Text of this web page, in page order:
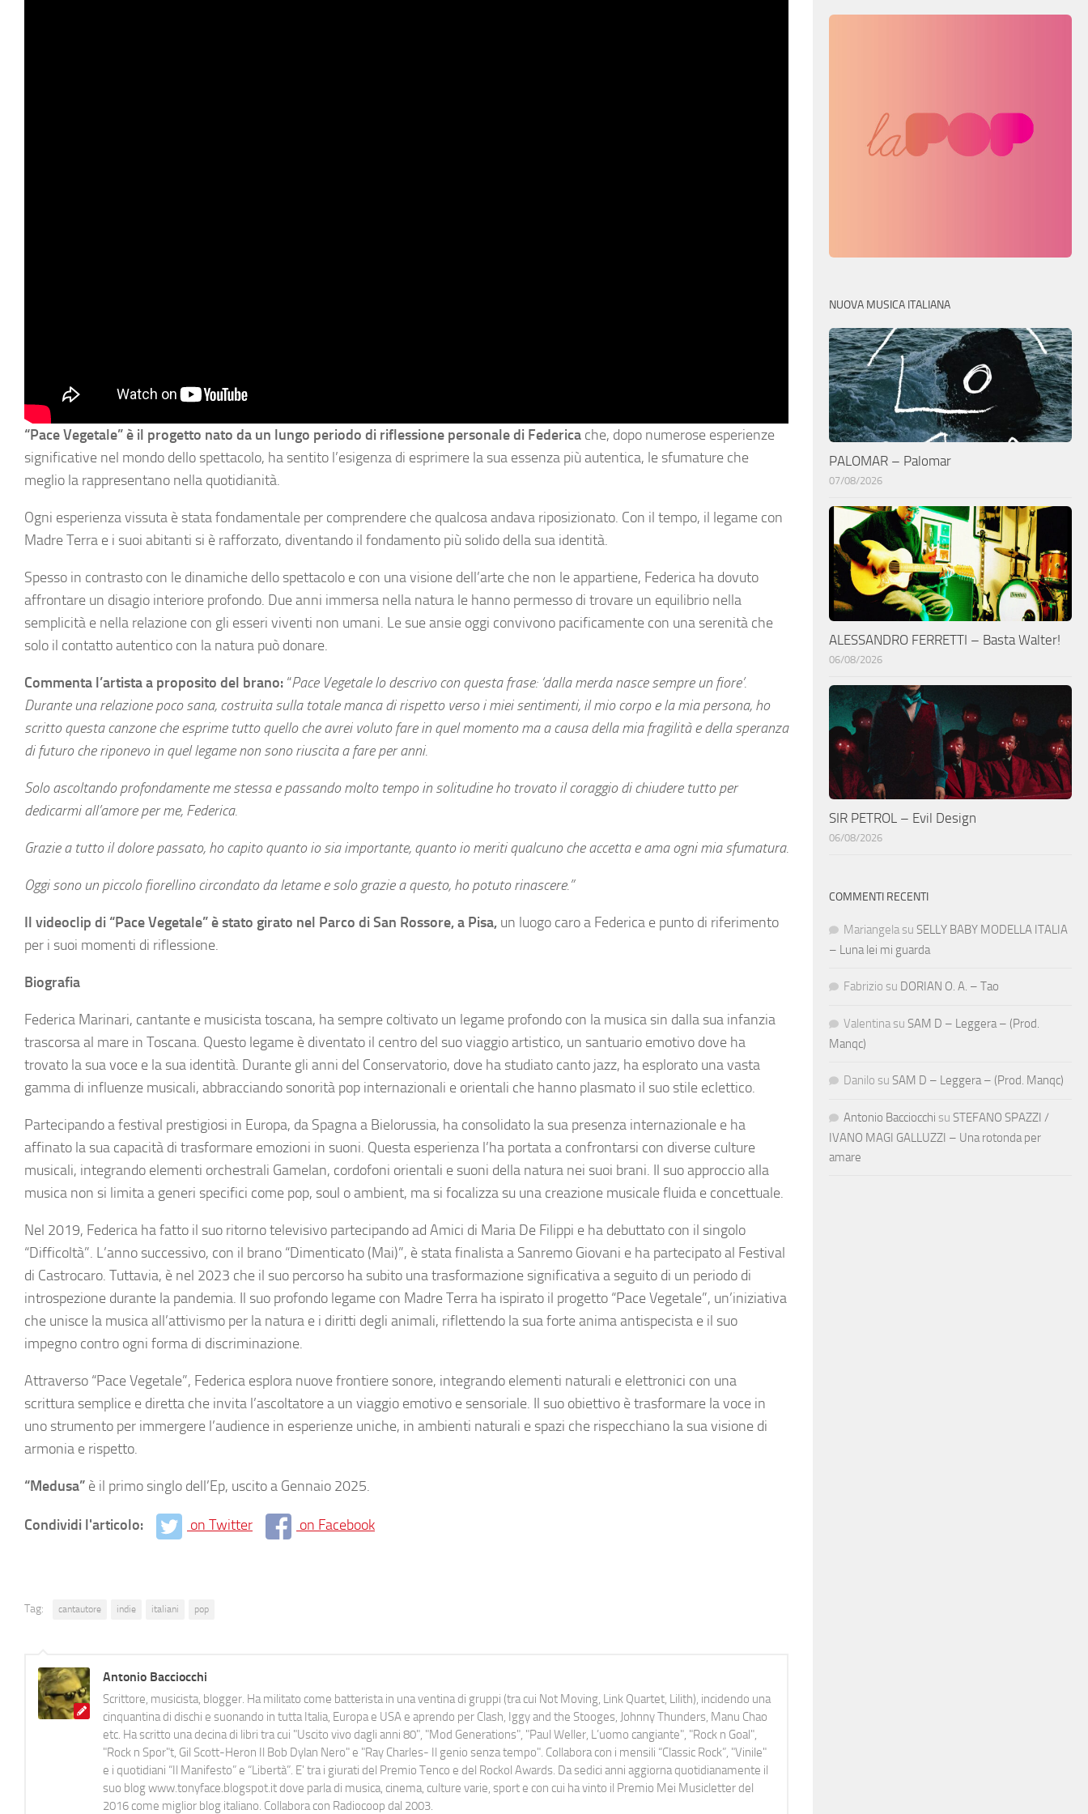
“Pace Vegetale” è il progetto nato da un lungo periodo di riflessione personale di Federica che, dopo numerose esperienze
significative nel mondo dello spettacolo, ha sentito l’esigenza di esprimere la sua essenza più autentica, le sfumature che
meglio la rappresentano nella quotidianità.
Ogni esperienza vissuta è stata fondamentale per comprendere che qualcosa andava riposizionato. Con il tempo, il legame con
Madre Terra e i suoi abitanti si è rafforzato, diventando il fondamento più solido della sua identità.
Spesso in contrasto con le dinamiche dello spettacolo e con una visione dell’arte che non le appartiene, Federica ha dovuto
affrontare un disagio interiore profondo. Due anni immersa nella natura le hanno permesso di trovare un equilibrio nella
semplicità e nella relazione con gli esseri viventi non umani. Le sue ansie oggi convivono pacificamente con una serenità che
solo il contatto autentico con la natura può donare.
Commenta l’artista a proposito del brano: “Pace Vegetale lo descrivo con questa frase: ‘dalla merda nasce sempre un fiore’.
Durante una relazione poco sana, costruita sulla totale manca di rispetto verso i miei sentimenti, il mio corpo e la mia persona, ho
scritto questa canzone che esprime tutto quello che avrei voluto fare in quel momento ma a causa della mia fragilità e della speranza
di futuro che riponevo in quel legame non sono riuscita a fare per anni.
Solo ascoltando profondamente me stessa e passando molto tempo in solitudine ho trovato il coraggio di chiudere tutto per
dedicarmi all’amore per me, Federica.
Grazie a tutto il dolore passato, ho capito quanto io sia importante, quanto io meriti qualcuno che accetta e ama ogni mia sfumatura.
Oggi sono un piccolo fiorellino circondato da letame e solo grazie a questo, ho potuto rinascere.”
Il videoclip di “Pace Vegetale” è stato girato nel Parco di San Rossore, a Pisa, un luogo caro a Federica e punto di riferimento
per i suoi momenti di riflessione.
Biografia
Federica Marinari, cantante e musicista toscana, ha sempre coltivato un legame profondo con la musica sin dalla sua infanzia
trascorsa al mare in Toscana. Questo legame è diventato il centro del suo viaggio artistico, un santuario emotivo dove ha
trovato la sua voce e la sua identità. Durante gli anni del Conservatorio, dove ha studiato canto jazz, ha esplorato una vasta
gamma di influenze musicali, abbracciando sonorità pop internazionali e orientali che hanno plasmato il suo stile eclettico.
Partecipando a festival prestigiosi in Europa, da Spagna a Bielorussia, ha consolidato la sua presenza internazionale e ha
affinato la sua capacità di trasformare emozioni in suoni. Questa esperienza l’ha portata a confrontarsi con diverse culture
musicali, integrando elementi orchestrali Gamelan, cordofoni orientali e suoni della natura nei suoi brani. Il suo approccio alla
musica non si limita a generi specifici come pop, soul o ambient, ma si focalizza su una creazione musicale fluida e concettuale.
Nel 2019, Federica ha fatto il suo ritorno televisivo partecipando ad Amici di Maria De Filippi e ha debuttato con il singolo
“Difficoltà”. L’anno successivo, con il brano “Dimenticato (Mai)”, è stata finalista a Sanremo Giovani e ha partecipato al Festival
di Castrocaro. Tuttavia, è nel 2023 che il suo percorso ha subito una trasformazione significativa a seguito di un periodo di
introspezione durante la pandemia. Il suo profondo legame con Madre Terra ha ispirato il progetto “Pace Vegetale”, un’iniziativa
che unisce la musica all’attivismo per la natura e i diritti degli animali, riflettendo la sua forte anima antispecista e il suo
impegno contro ogni forma di discriminazione.
Attraverso “Pace Vegetale”, Federica esplora nuove frontiere sonore, integrando elementi naturali e elettronici con una
scrittura semplice e diretta che invita l’ascoltatore a un viaggio emotivo e sensoriale. Il suo obiettivo è trasformare la voce in
uno strumento per immergere l’audience in esperienze uniche, in ambienti naturali e spazi che rispecchiano la sua visione di
armonia e rispetto.
“Medusa” è il primo singlo dell’Ep, uscito a Gennaio 2025.
Condividi l'articolo: on Twitter on Facebook
Tag: cantautore indie italiani pop
Antonio Bacciocchi
Scrittore, musicista, blogger. Ha militato come batterista in una ventina di gruppi (tra cui Not Moving, Link Quartet, Lilith), incidendo una
cinquantina di dischi e suonando in tutta Italia, Europa e USA e aprendo per Clash, Iggy and the Stooges, Johnny Thunders, Manu Chao
etc. Ha scritto una decina di libri tra cui "Uscito vivo dagli anni 80", "Mod Generations", "Paul Weller, L’uomo cangiante", "Rock n Goal",
"Rock n Spor"t, Gil Scott-Heron Il Bob Dylan Nero" e "Ray Charles- Il genio senza tempo". Collabora con i mensili “Classic Rock”, "Vinile"
e i quotidiani “Il Manifesto” e “Libertà”. E' tra i giurati del Premio Tenco e del Rockol Awards. Da sedici anni aggiorna quotidianamente il
suo blog www.tonyface.blogspot.it dove parla di musica, cinema, culture varie, sport e con cui ha vinto il Premio Mei Musicletter del
2016 come miglior blog italiano. Collabora con Radiocoop dal 2003.
NUOVA MUSICA ITALIANA
PALOMAR – Palomar
07/08/2026
ALESSANDRO FERRETTI – Basta Walter!
06/08/2026
SIR PETROL – Evil Design
06/08/2026
COMMENTI RECENTI
Mariangela su SELLY BABY MODELLA ITALIA
– Luna lei mi guarda
Fabrizio su DORIAN O. A. – Tao
Valentina su SAM D – Leggera – (Prod.
Manqc)
Danilo su SAM D – Leggera – (Prod. Manqc)
Antonio Bacciocchi su STEFANO SPAZZI /
IVANO MAGI GALLUZZI – Una rotonda per
amare